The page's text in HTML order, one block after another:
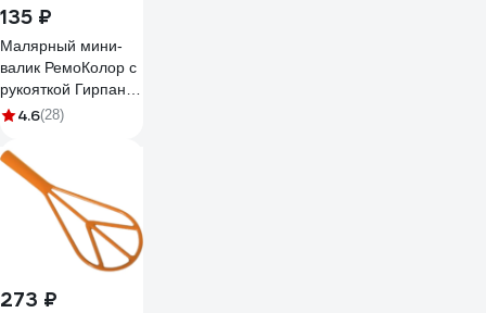
135 ₽
Малярный мини-
валик РемоКолор с
рукояткой Гирпан,
ось 6мм, D15мм,
4.6(28)
273 ₽